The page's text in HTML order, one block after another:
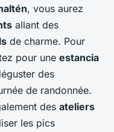
, vous aurez
allant des
de charme. Pour
pour une estancia
des
de randonnée.
des ateliers
les pics